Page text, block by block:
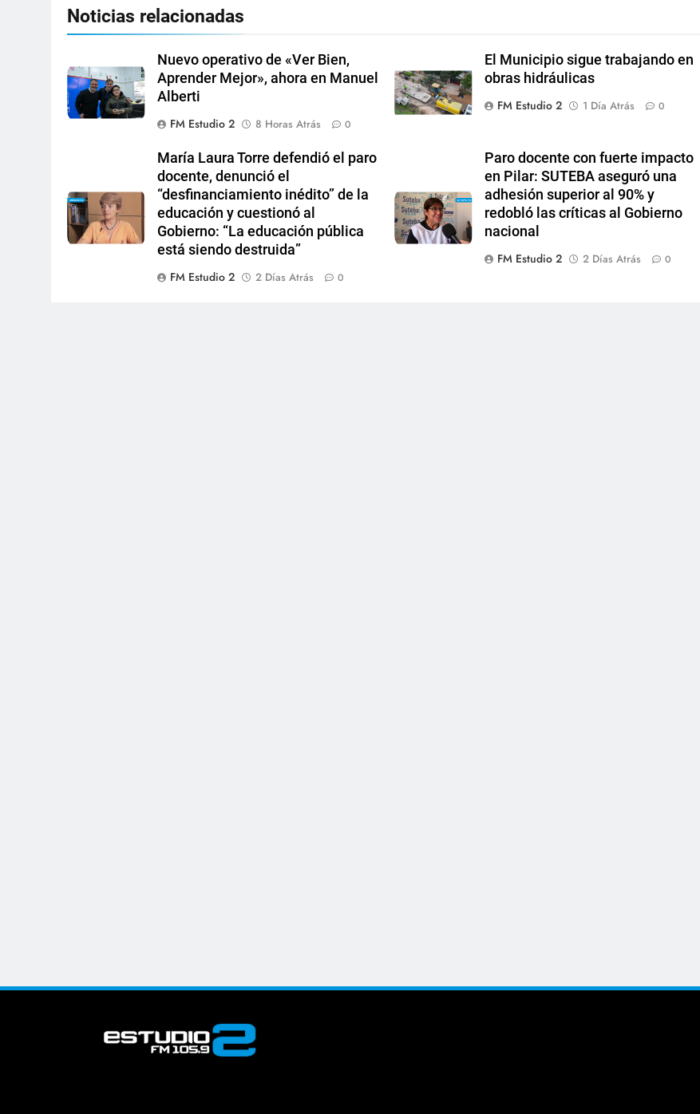
Noticias relacionadas
Nuevo operativo de «Ver Bien,
Aprender Mejor», ahora en Manuel
Alberti
FM Estudio 2
8 Horas Atrás 0
El Municipio sigue trabajando en
obras hidráulicas
FM Estudio 2
1 Día Atrás 0
María Laura Torre defendió el paro
docente, denunció el
“desfinanciamiento inédito” de la
educación y cuestionó al
Gobierno: “La educación pública
está siendo destruida”
FM Estudio 2
2 Días Atrás 0
Paro docente con fuerte impacto
en Pilar: SUTEBA aseguró una
adhesión superior al 90% y
redobló las críticas al Gobierno
nacional
FM Estudio 2
2 Días Atrás 0